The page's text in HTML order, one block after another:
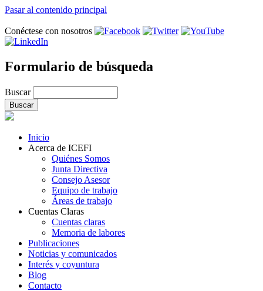
Pasar al contenido principal
Conéctese con nosotros
Formulario de búsqueda
Buscar
Inicio
Acerca de ICEFI
Quiénes Somos
Junta Directiva
Consejo Asesor
Equipo de trabajo
Áreas de trabajo
Cuentas Claras
Cuentas claras
Memoria de labores
Publicaciones
Noticias y comunicados
Interés y coyuntura
Blog
Contacto